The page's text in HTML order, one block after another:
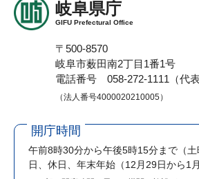
岐阜県庁
GIFU Prefectural Office
〒500-8570
岐阜市薮田南2丁目1番1号
電話番号 058-272-1111（代表
（法人番号4000020210005）
開庁時間
午前8時30分から午後5時15分まで （
日、休日、年末年始（12月29日から1